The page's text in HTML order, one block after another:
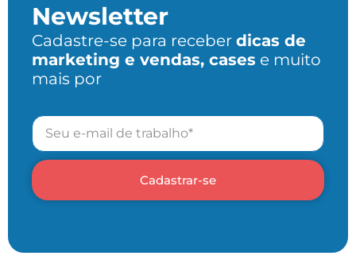
Newsletter
Cadastre-se para receber dicas de
marketing e vendas, cases e muito
mais por
Cadastrar-se